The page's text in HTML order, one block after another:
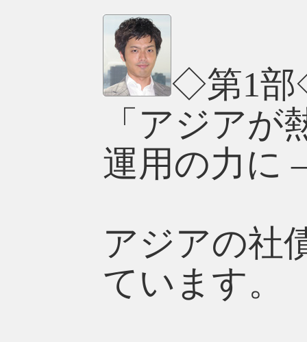
◇第1
「アジア
運用の力に
アジアの社
ています。